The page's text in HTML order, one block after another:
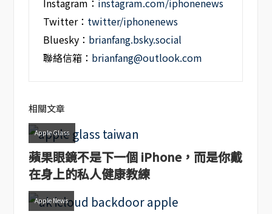
Instagram： instagram.com/iphonenews
Twitter： twitter/iphonenews
Bluesky： brianfang.bsky.social
聯絡信箱： brianfang@outlook.com
相關文章
Apple Glass
蘋果眼鏡不是下一個 iPhone，而是你戴
在身上的私人健康教練
Apple News